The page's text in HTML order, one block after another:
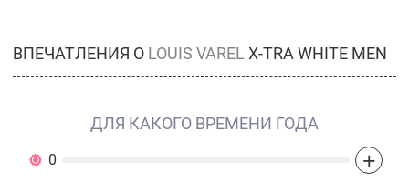
ВПЕЧАТЛЕНИЯ О LOUIS VAREL X-TRA WHITE MEN
ДЛЯ КАКОГО ВРЕМЕНИ ГОДА
0 +